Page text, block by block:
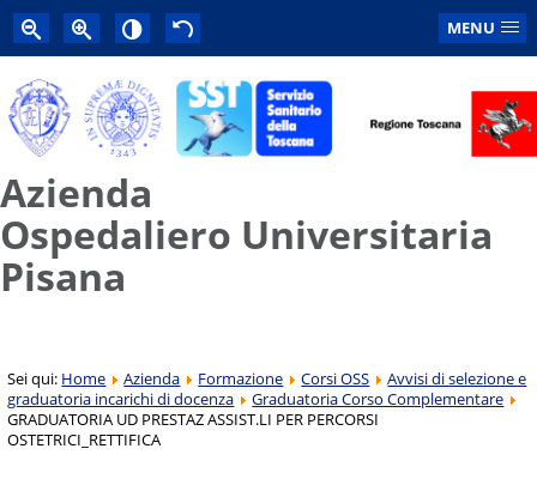
MENU
Azienda
Ospedaliero Universitaria
Pisana
Sei qui: Home Azienda Formazione Corsi OSS
Avvisi di selezione e
graduatoria incarichi di docenza
Graduatoria Corso Complementare
GRADUATORIA UD PRESTAZ ASSIST.LI PER PERCORSI
OSTETRICI_RETTIFICA